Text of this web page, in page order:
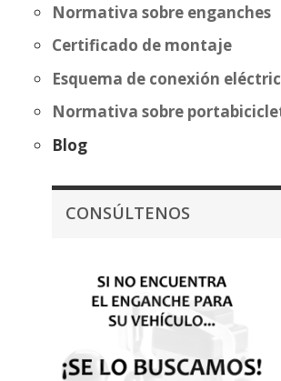
Normativa sobre enganches
Certificado de montaje
Esquema de conexión
Normativa sobre
Blog
CONSÚLTENOS